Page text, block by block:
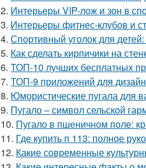
2. Интерьеры VIP-лож и зон в
3. Интерьеры фитнес-клубов и
4. Спортивный уголок для
5. Как сделать кирпичики на
6. ТОП-10 лучших бесплатных
7. ТОП-9 приложений для
8. Юмористические пугала для
9. Пугало – символ сельской
10. Пугало в пшеничном поле:
11. Где купить п 113: полное
12. Какие современные